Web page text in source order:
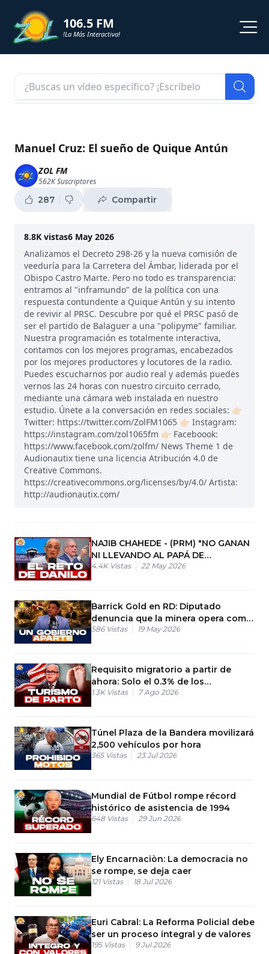
106.5 FM
!La Más Interactiva!
NOTICIAS
SHORTS
PODCAST
ZOL TV
Manuel Cruz: El sueño de Quique Antún
ZOL FM
562KSuscriptores
287 Compartir
8.8K vistas6 May 2026
Analizamos el Decreto 298-26 y la nueva comisión de
veeduría para la Carretera del Ámbar, liderada por el
Obispo Castro Marte. Pero no todo es transparencia:
entramos al "inframundo" de la política con una
respuesta contundente a Quique Antún y su intento
de revivir al PRSC. Descubre por qué el PRSC pasó de
ser el partido de Balaguer a una "polipyme" familiar.
Nuestra programación es totalmente interactiva,
contamos con los mejores programas, encabezados
por los mejores productores y locutores de la radio.
Puedes escucharnos por audio real y además puedes
vernos las 24 horas con nuestro circuito cerrado,
mediante una cámara web instalada en nuestro
estudio. Únete a la conversación en redes sociales: 👉🏻
Twitter: https://twitter.com/ZolFM1065 👉🏻 Instagram:
https://instagram.com/zol1065fm 👉🏻 Faceboook:
https://www.facebook.com/zolfm/ News Theme 1 de
Audionautix tiene una licencia Atribución 4.0 de
Creative Commons.
https://creativecommons.org/licenses/by/4.0/ Artista:
http://audionautix.com/
NAJIB CHAHEDE - (PRM) "NO GANAN
NI LLEVANDO AL PAPÁ DE
CANDIDATO"
4.4K Vistas 22 May 2026
Barrick Gold en RD: Diputado
denuncia que la minera opera como
un "gobierno aparte"
586 Vistas 19 May 2026
Requisito migratorio a partir de
ahora: Solo el 0.3% de los
nacimientos
1.3K Vistas 7 Ago 2026
Túnel Plaza de la Bandera movilizará
2,500 vehículos por hora
365 Vistas 23 Jul 2026
Mundial de Fútbol rompe récord
histórico de asistencia de 1994
648 Vistas 29 Jun 2026
Ely Encarnaciòn: La democracia no
se rompe, se deja caer
121 Vistas 18 Jul 2026
Euri Cabral: La Reforma Policial debe
ser un proceso integral y de valores
195 Vistas 9 Jul 2026